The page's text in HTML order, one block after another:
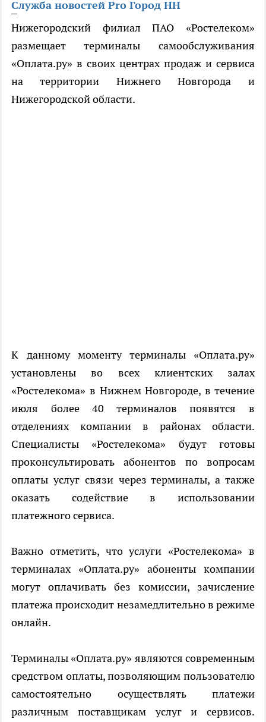
Служба новостей Pro Город НН
Нижегородский филиал ПАО «Ростелеком»
размещает терминалы самообслуживания
«Оплата.ру» в своих центрах продаж и сервиса
на территории Нижнего Новгорода и
Нижегородской области.
К данному моменту терминалы «Оплата.ру»
установлены во всех клиентских залах
«Ростелекома» в Нижнем Новгороде, в течение
июля более 40 терминалов появятся в
отделениях компании в районах области.
Специалисты «Ростелекома» будут готовы
проконсультировать абонентов по вопросам
оплаты услуг связи через терминалы, а также
оказать содействие в использовании
платежного сервиса.
Важно отметить, что услуги «Ростелекома» в
терминалах «Оплата.ру» абоненты компании
могут оплачивать без комиссии, зачисление
платежа происходит незамедлительно в режиме
онлайн.
Терминалы «Оплата.ру» являются современным
средством оплаты, позволяющим пользователю
самостоятельно осуществлять платежи
различным поставщикам услуг и сервисов.